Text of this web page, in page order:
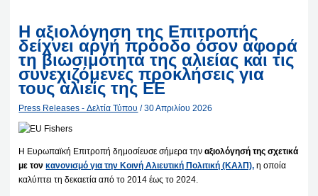
Η αξιολόγηση της Επιτροπής
δείχνει αργή πρόοδο όσον αφορά
τη βιωσιμότητα της αλιείας και τις
συνεχιζόμενες προκλήσεις για
τους αλιείς της ΕΕ
Press Releases - Δελτία Τύπου /30 Απριλίου 2026
Η Ευρωπαϊκή Επιτροπή δημοσίευσε σήμερα τηναξιολόγησή της σχετικά
με τονκανονισμό για την Κοινή Αλιευτική Πολιτική (ΚΑλΠ), η οποία
καλύπτει τη δεκαετία από το 2014 έως το 2024.